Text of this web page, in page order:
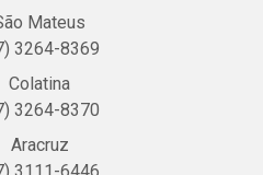
Mateus
3264-8369
Colatina
3264-8370
Aracruz